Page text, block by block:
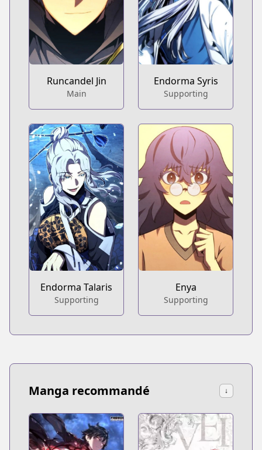
Runcandel Jin
Main
Endorma Syris
Supporting
Endorma Talaris
Supporting
Enya
Supporting
Manga recommandé ↓